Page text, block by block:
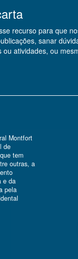
recurso para que
sanar
ou atividades, ou
Montfort
de
tem
outras, a
e da
pela